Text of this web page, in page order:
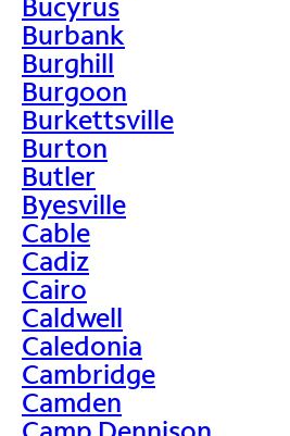
Burbank
Burghill
Burgoon
Burkettsville
Burton
Butler
Byesville
Cable
Cadiz
Cairo
Caldwell
Caledonia
Cambridge
Camden